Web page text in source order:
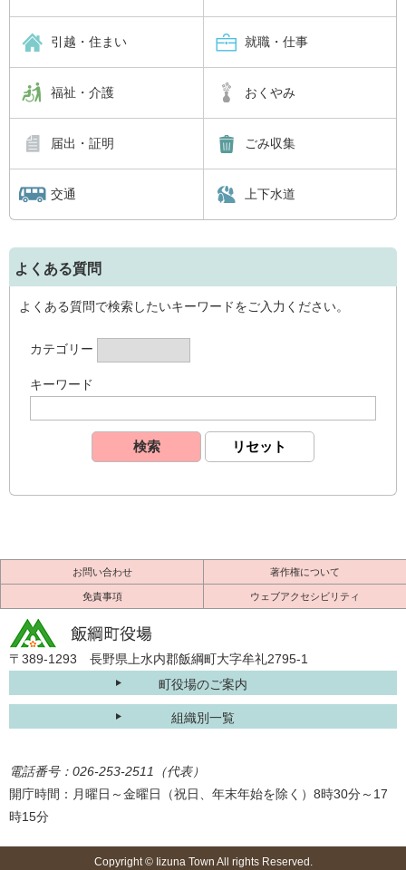
引越・住まい 就職・仕事
福祉・介護 おくやみ
届出・証明 ごみ収集
交通 上下水道
よくある質問
よくある質問で検索したいキーワードをご入力ください。
カテゴリー
キーワード
お問い合わせ 著作権について
免責事項 ウェブアクセシビリティ
〒389-1293 長野県上水内郡飯綱町大字牟礼2795-1
町役場のご案内
組織別一覧
電話番号：026-253-2511（代表）
開庁時間：月曜日～金曜日（祝日、年末年始を除く）8時30分～17
時15分
Copyright © Iizuna Town All rights Reserved.